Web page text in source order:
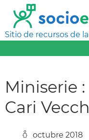
Sitio de recursos de
Miniserie
Cari
octubre 2018